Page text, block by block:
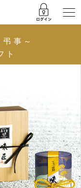
弔事～
ト